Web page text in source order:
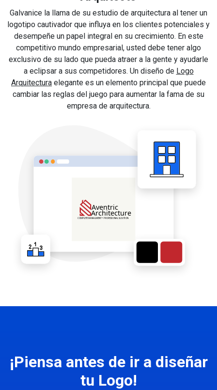
Galvanice la llama de su estudio de arquitectura al tener un
logotipo cautivador que influya en los clientes potenciales y
desempeñe un papel integral en su crecimiento. En este
competitivo mundo empresarial, usted debe tener algo
exclusivo de su lado que pueda atraer a la gente y ayudarle
a eclipsar a sus competidores. Un diseño de Logo
Arquitectura elegante es un elemento principal que puede
cambiar las reglas del juego para aumentar la fama de su
empresa de arquitectura.
¡Piensa antes de ir a diseñar
tu Logo!